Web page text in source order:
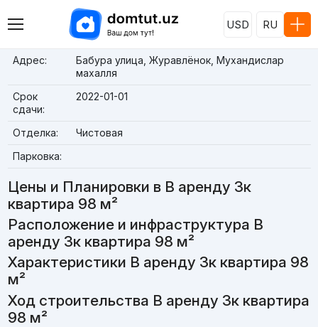
USD RU
Адрес:
Бабура улица, Журавлёнок, Мухандислар
махалля
Срок
сдачи:
2022-01-01
Отделка:
Чистовая
Парковка:
Цены и Планировки в В аренду 3к
квартира 98 м²
Расположение и инфраструктура В
аренду 3к квартира 98 м²
Характеристики В аренду 3к квартира 98
м²
Ход строительства В аренду 3к квартира
98 м²